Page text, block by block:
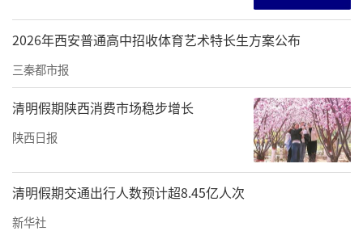
2026年西安普通高中招收体育艺术特长生方案公布
三秦都市报
清明假期陕西消费市场稳步增长
陕西日报
清明假期交通出行人数预计超8.45亿人次
新华社